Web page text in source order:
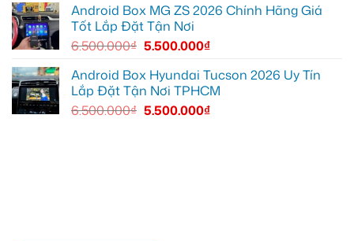
Android Box MG ZS 2026 Chính Hãng Giá
Tốt Lắp Đặt Tận Nơi
6.500.000₫ 5.500.000₫
Android Box Hyundai Tucson 2026 Uy Tín
Lắp Đặt Tận Nơi TPHCM
6.500.000₫ 5.500.000₫